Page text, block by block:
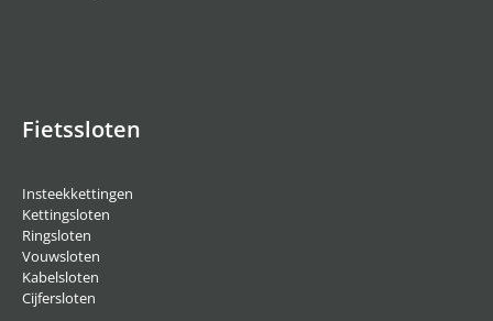
Fietssloten
Insteekkettingen
Kettingsloten
Ringsloten
Vouwsloten
Kabelsloten
Cijfersloten